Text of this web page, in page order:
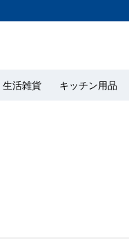
生活雑貨 キッチン用品